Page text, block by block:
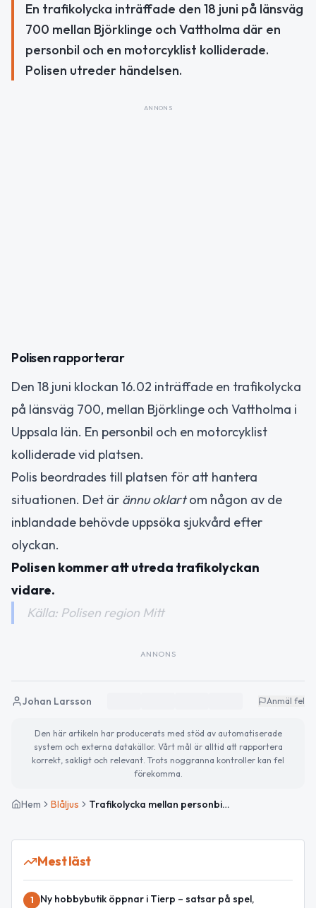
En trafikolycka inträffade den 18 juni på länsväg
700 mellan Björklinge och Vattholma där en
personbil och en motorcyklist kolliderade.
Polisen utreder händelsen.
ANNONS
Polisen rapporterar
Den 18 juni klockan 16.02 inträffade en trafikolycka
på länsväg 700, mellan Björklinge och Vattholma i
Uppsala län. En personbil och en motorcyklist
kolliderade vid platsen.
Polis beordrades till platsen för att hantera
situationen. Det är ännu oklartom någon av de
inblandade behövde uppsöka sjukvård efter
olyckan.
Polisen kommer att utreda trafikolyckan
vidare.
Källa: Polisen region Mitt
ANNONS
Johan Larsson Anmäl fel
Den här artikeln har producerats med stöd av automatiserade
system och externa datakällor. Vårt mål är alltid att rapportera
korrekt, sakligt och relevant. Trots noggranna kontroller kan fel
förekomma.
Hem Blåljus Trafikolycka mellan personbil och motorcyklist på länsväg 700 i Uppsala
Mest läst
1
Ny hobbybutik öppnar i Tierp – satsar på spel,